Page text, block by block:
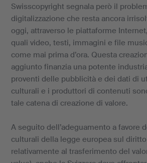
Swisscopyright segnala però il
digitalizzazione che resta ancora
oggi, attraverso le piattaforme
quali video, testi, immagini e file
come mai prima d’ora. Questa
aggiunto finanzia una potente
proventi delle pubblicità e dei dati di
culturali e i produttori di contenuti
tale catena di creazione di valore.
A seguito dell’adeguamento a favore
culturali della legge europea sul diritto
relativamente al trasferimento del